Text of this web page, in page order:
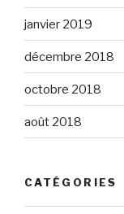
janvier 2019
décembre 2018
octobre 2018
août 2018
CATÉGORIES